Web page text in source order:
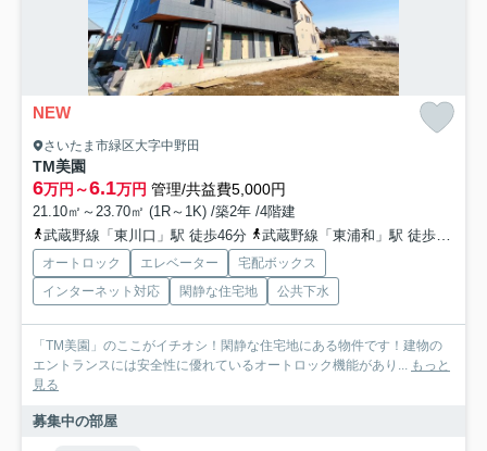
NEW
さいたま市緑区大字中野田
TM美園
6万円～6.1万円 管理/共益費5,000円
21.10㎡～23.70㎡ (1R～1K) /築2年 /4階建
武蔵野線「東川口」駅 徒歩46分
武蔵野線「東浦和」駅 徒歩68分
オートロック エレベーター
宅配ボックス
インターネット対応
閑静な住宅地 公共下水
「TM美園」のここがイチオシ！閑静な住宅地にある物件です！建物の
エントランスには安全性に優れているオートロック機能があり... もっと
見る
募集中の部屋